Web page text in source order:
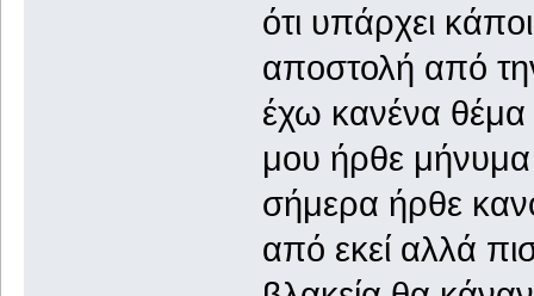
ότι υπάρχει
αποστολή από
έχω κανένα
μου ήρθε
σήμερα ήρθε
από εκεί αλλά